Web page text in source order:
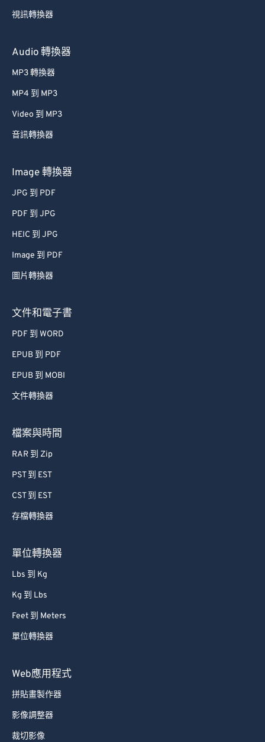
視訊轉換器
Audio 轉換器
MP3 轉換器
MP4 到 MP3
Video 到 MP3
音訊轉換器
Image 轉換器
JPG 到 PDF
PDF 到 JPG
HEIC 到 JPG
Image 到 PDF
圖片轉換器
文件和電子書
PDF 到 WORD
EPUB 到 PDF
EPUB 到 MOBI
文件轉換器
檔案與時間
RAR 到 Zip
PST 到 EST
CST 到 EST
存檔轉換器
單位轉換器
Lbs 到 Kg
Kg 到 Lbs
Feet 到 Meters
單位轉換器
Web應用程式
拼貼畫製作器
影像調整器
裁切影像